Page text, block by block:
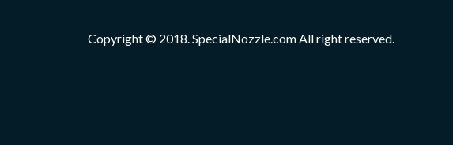
Copyright © 2018. SpecialNozzle.com All right reserved.